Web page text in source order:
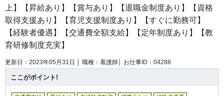
上】【昇給あり】【賞与あり】【退職金制度あり】【資格
取得支援あり】【育児支援制度あり】【すぐに勤務可】
【経験者優遇】【交通費全額支給】【定年制度あり】【教
育研修制度充実】
更新日：2023年05月31日 │ 職種：看護師│ お仕事ID：04288
ここがポイント!